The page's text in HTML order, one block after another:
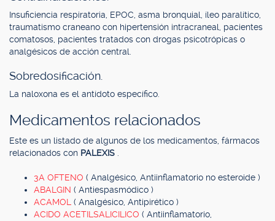
Insuficiencia respiratoria, EPOC, asma bronquial, íleo paralítico,
traumatismo craneano con hipertensión intracraneal, pacientes
comatosos, pacientes tratados con drogas psicotrópicas o
analgésicos de acción central.
Sobredosificación.
La naloxona es el antídoto específico.
Medicamentos relacionados
Este es un listado de algunos de los medicamentos, fármacos
relacionados con PALEXIS
3A OFTENO ( Analgésico, Antiinflamatorio no esteroide )
ABALGIN ( Antiespasmódico )
ACAMOL ( Analgésico, Antipirético )
ACIDO ACETILSALICILICO ( Antiinflamatorio,